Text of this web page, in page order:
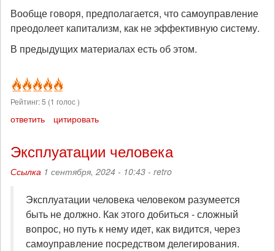
Вообще говоря, предполагается, что самоуправление
преодолеет капитализм, как не эффективную систему.
В предыдущих материалах есть об этом.
Рейтинг:5 (1 голос )
ответить цитировать
Эксплуатации человека
Ссылка 1 сентября, 2024 - 10:43 - retro
Эксплуатации человека человеком разумеется
быть не должно. Как этого добиться - сложный
вопрос, но путь к нему идет, как видится, через
самоуправление посредством делегирования.